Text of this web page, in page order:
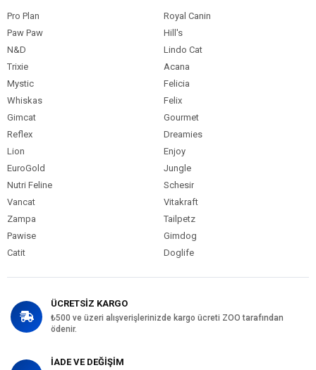
Pro Plan
Royal Canin
Paw Paw
Hill's
N&D
Lindo Cat
Trixie
Acana
Mystic
Felicia
Whiskas
Felix
Gimcat
Gourmet
Reflex
Dreamies
Lion
Enjoy
EuroGold
Jungle
Nutri Feline
Schesir
Vancat
Vitakraft
Zampa
Tailpetz
Pawise
Gimdog
Catit
Doglife
ÜCRETSİZ KARGO
₺500 ve üzeri alışverişlerinizde kargo ücreti ZOO tarafından
ödenir.
İADE VE DEĞİŞİM